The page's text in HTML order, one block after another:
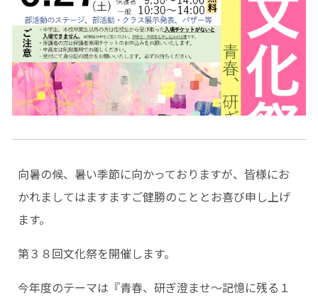
向暑の候、暑い季節に向かっておりますが、皆様にお
かれましてはますますご健勝のこととお喜び申し上げ
ます。
第３８回文化祭を開催します。
今年度のテーマは『青春、研ぎ澄ませ～記憶に残る１